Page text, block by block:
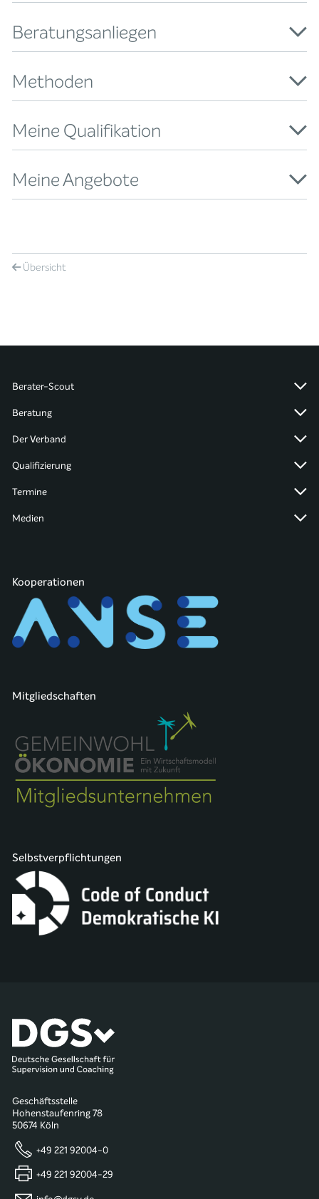
Beratungsanliegen
Methoden
Meine Qualifikation
Meine Angebote
Übersicht
Berater-Scout
Beratung
Der Verband
Qualifizierung
Termine
Medien
Kooperationen
Mitgliedschaften
Selbstverpflichtungen
Geschäftsstelle
Hohenstaufenring 78
50674 Köln
+49 221 92004-0
+49 221 92004-29